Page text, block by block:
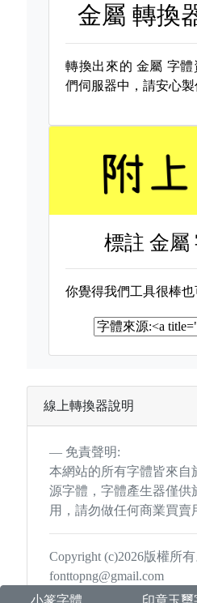
金屬 轉換
轉換出來的 金屬 字
們伺服器中，請安心製
標註金屬
你覺得我們工具很棒
線上轉換器說明
免責聲明:
本網站的所有字體皆來自
源字體，字體產生器僅供
用，請勿做任何商業買賣
Copyright (c)2026版權所
fonttopng@gmail.com
小篆字體
印章玉璽